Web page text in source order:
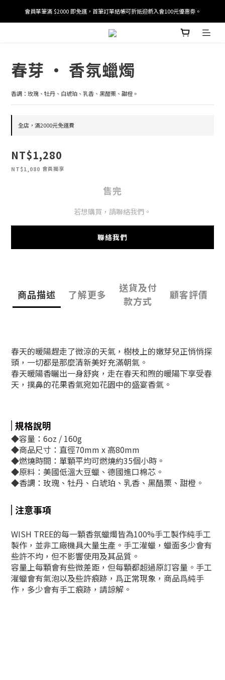
加入/驗證會員並綁定電話號碼，即可獲得百元購物金2張。
會員單筆滿 $2000 即免運，首筆訂單結帳可折抵迎新入會100元優惠劵。
加入/驗證會員並綁定電話號碼，即可獲得百元購物金2張。
春芽 · 香氛蠟燭
香調：玫瑰、牡丹、白琥珀、乳香、黑醋栗、甜橙。
全店，滿2000元免運費
NT$1,280
NT$1,080 會員獨享
售完
若想購買，請聯絡我們。
聯絡我們
商品描述 了解更多
送貨及付
款方式
顧客評價
春天的暖陽趕走了微涼的天氣，樹枝上的嫩芽兒正悄悄探
頭，一切都是那麼清新美好充滿朝氣。
春天暖陽香曬出一身舒爽，走在春天和煦的暖陽下享受春
天，撲鼻的花果香氣宛如花園中的盛宴香氣。
規格說明
◆容量：6oz / 160g
◆商品尺寸：直徑70mm x 高80mm
◆燃燒時間：單顆平均可燃燒約35個小時。
◆原料：美國低溫大豆蠟、德國進口棉芯。
◆香調：玫瑰、牡丹、白琥珀、乳香、黑醋栗、甜橙。
注意事項
WISH TREE的每一顆香氛蠟燭皆為100%手工製作純手工
製作，並非工廠機具大量生產。手工灌蠟，蠟面多少會有
些許不均，但不影響使用及其品質。
容量上每顆會有些微差距，但每顆都超過原訂容量。手工
灌蠟會有氣泡以及些許痕跡，爲正常現象，商品爲純手
作，多少會有手工痕跡，請諒解。